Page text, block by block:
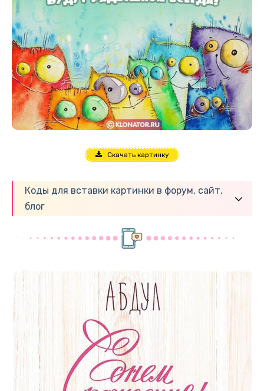
Скачать картинку
Коды для вставки картинки в форум, сайт,
блог